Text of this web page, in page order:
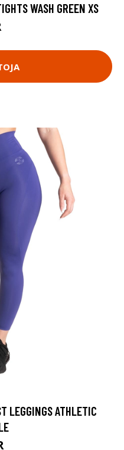
WASH GREEN XS
LEGGINGS ATHLETIC